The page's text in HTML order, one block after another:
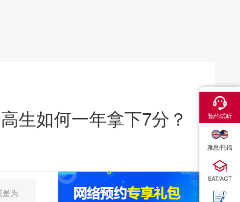
生如何一年拿下7分？
为
预约试听
雅思/托福
SAT/ACT
×
预约试听
雅思/托福
SAT/ACT
×